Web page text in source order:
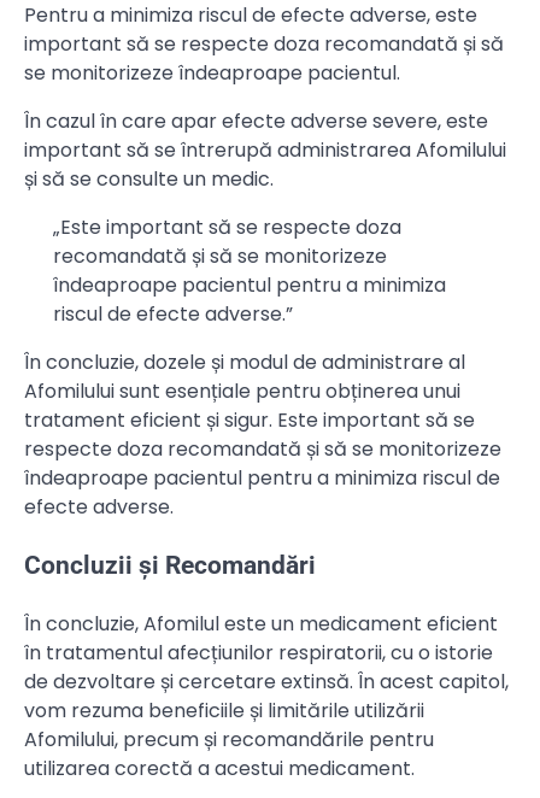
Pentru a minimiza riscul de efecte adverse, este
important să se respecte doza recomandată și să
se monitorizeze îndeaproape pacientul.
În cazul în care apar efecte adverse severe, este
important să se întrerupă administrarea Afomilului
și să se consulte un medic.
„Este important să se respecte doza
recomandată și să se monitorizeze
îndeaproape pacientul pentru a minimiza
riscul de efecte adverse.”
În concluzie, dozele și modul de administrare al
Afomilului sunt esențiale pentru obținerea unui
tratament eficient și sigur. Este important să se
respecte doza recomandată și să se monitorizeze
îndeaproape pacientul pentru a minimiza riscul de
efecte adverse.
Concluzii și Recomandări
În concluzie, Afomilul este un medicament eficient
în tratamentul afecțiunilor respiratorii, cu o istorie
de dezvoltare și cercetare extinsă. În acest capitol,
vom rezuma beneficiile și limitările utilizării
Afomilului, precum și recomandările pentru
utilizarea corectă a acestui medicament.